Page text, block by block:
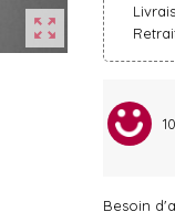
zoom_out_map
Besoin